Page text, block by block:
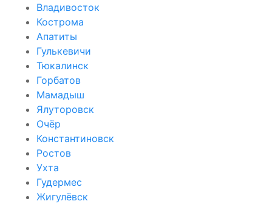
Владивосток
Кострома
Апатиты
Гулькевичи
Тюкалинск
Горбатов
Мамадыш
Ялуторовск
Очёр
Константиновск
Ростов
Ухта
Гудермес
Жигулёвск